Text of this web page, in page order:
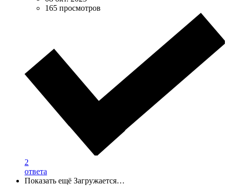
165 просмотров
2
ответа
Показать ещё Загружается…